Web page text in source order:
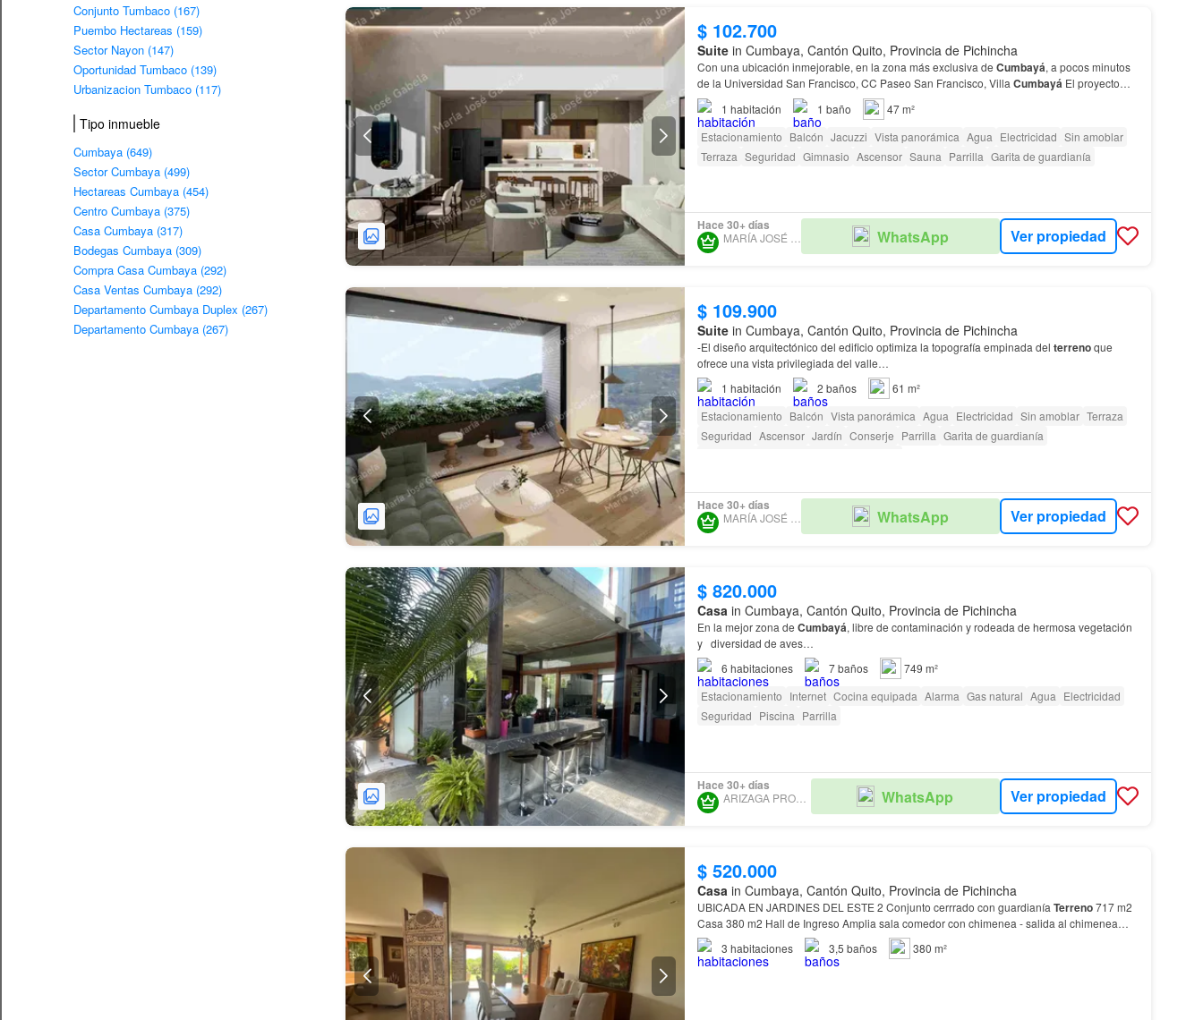
Conjunto Tumbaco (167)
Puembo Hectareas (159)
Sector Nayon (147)
Oportunidad Tumbaco (139)
Urbanizacion Tumbaco (117)
Tipo inmueble
Cumbaya (649)
Sector Cumbaya (499)
Hectareas Cumbaya (454)
Centro Cumbaya (375)
Casa Cumbaya (317)
Bodegas Cumbaya (309)
Compra Casa Cumbaya (292)
Casa Ventas Cumbaya (292)
Departamento Cumbaya Duplex (267)
Departamento Cumbaya (267)
$ 102.700
Suitein Cumbaya, Cantón Quito, Provincia de Pichincha
Con una ubicación inmejorable, en la zona más exclusiva de Cumbayá, a pocos minutos
de la Universidad San Francisco, CC Paseo San Francisco, Villa Cumbayá El proyecto
ecoeficiente consta de 2 torres de diferentes alturas apr…
1 habitación 1 baño
47 m²
Estacionamiento Balcón Jacuzzi Vista panorámica Agua Electricidad Sin amoblar
Terraza Seguridad Gimnasio Ascensor Sauna Parrilla Garita de guardianía
Hace 30+ días
MARÍA JOSÉ GABELA WhatsApp Ver propiedad
$ 109.900
Suitein Cumbaya, Cantón Quito, Provincia de Pichincha
-El diseño arquitectónico del edificio optimiza la topografía empinada del terrenoque
ofrece una vista privilegiada del valle…
1 habitación 2 baños
61 m²
Estacionamiento Balcón Vista panorámica Agua Electricidad Sin amoblar Terraza
Seguridad Ascensor Jardín Conserje Parrilla Garita de guardianía
Hace 30+ días
MARÍA JOSÉ GABELA WhatsApp Ver propiedad
$ 820.000
Casa in Cumbaya, Cantón Quito, Provincia de Pichincha
En la mejor zona de Cumbayá, libre de contaminación y rodeada de hermosa vegetación
y diversidad de aves…
6 habitaciones 7baños
749 m²
Estacionamiento Internet Cocina equipada Alarma Gas natural Agua Electricidad
Seguridad Piscina Parrilla
Hace 30+ días
ARIZAGA PROPIEDADES WhatsApp Ver propiedad
$ 520.000
Casa in Cumbaya, Cantón Quito, Provincia de Pichincha
UBICADA EN JARDINES DEL ESTE 2 Conjunto cerrrado con guardianía Terreno717 m2
Casa 380 m2 Hall de Ingreso Amplia sala comedor con chimenea - salida al chimenea
Cocina grande - Incluye: horno eléctrico - microondas - Extracto…
3 habitaciones 3,5 baños 380 m²